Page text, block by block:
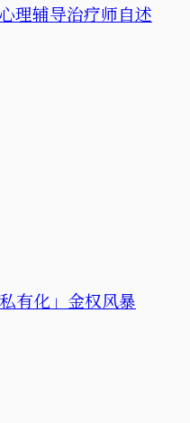
理辅导治疗师自述
有化」金权风暴